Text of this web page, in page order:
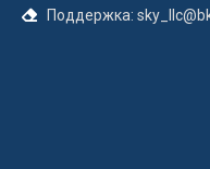
Поддержка: